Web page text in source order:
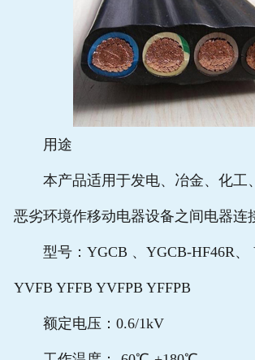
用途
本产品适用于发电、冶金、化工
恶劣环境作移动电器设备之间电器连
型号：YGCB 、YGCB-HF46R、
YVFB YFFB YVFPB YFFPB
额定电压：0.6/1kV